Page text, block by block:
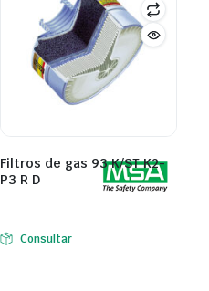
Filtros de gas 93 K/ST K2-
P3 R D
Consultar